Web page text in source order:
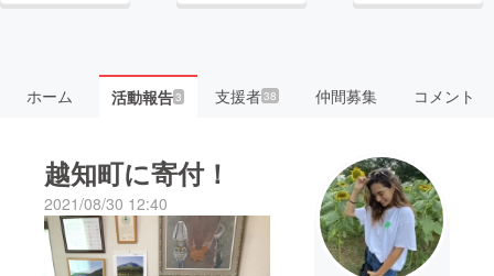
ホーム 活動報告3 支援者38 仲間募集 コメント
越知町に寄付！
2021/08/30 12:40